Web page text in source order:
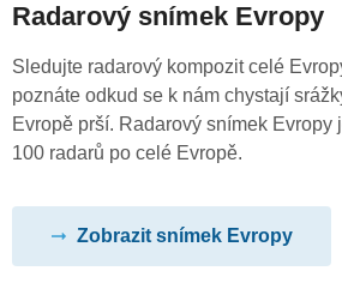
Radarový snímek Evropy
Sledujte radarový kompozit celé
poznáte odkud se k nám chystají
Evropě prší. Radarový snímek Evropy
100 radarů po celé Evropě.
Zobrazit snímek Evropy